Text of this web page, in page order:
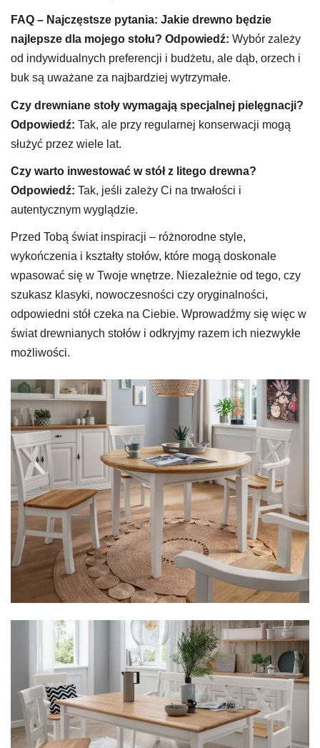
FAQ – Najczęstsze pytania: Jakie drewno będzie
najlepsze dla mojego stołu? Odpowiedź: Wybór zależy
od indywidualnych preferencji i budżetu, ale dąb, orzech i
buk są uważane za najbardziej wytrzymałe.
Czy drewniane stoły wymagają specjalnej pielęgnacji?
Odpowiedź: Tak, ale przy regularnej konserwacji mogą
służyć przez wiele lat.
Czy warto inwestować w stół z litego drewna?
Odpowiedź: Tak, jeśli zależy Ci na trwałości i
autentycznym wyglądzie.
Przed Tobą świat inspiracji – różnorodne style,
wykończenia i kształty stołów, które mogą doskonale
wpasować się w Twoje wnętrze. Niezależnie od tego, czy
szukasz klasyki, nowoczesności czy oryginalności,
odpowiedni stół czeka na Ciebie. Wprowadźmy się więc w
świat drewnianych stołów i odkryjmy razem ich niezwykłe
możliwości.